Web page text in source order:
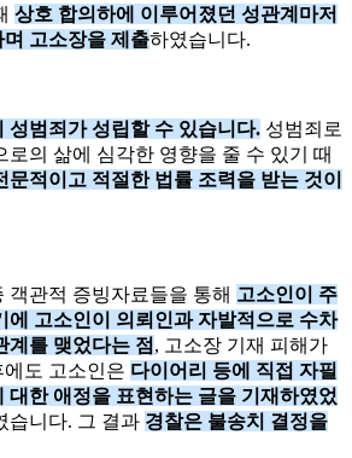
상호 합의하에 이루어졌던 성관계마저
고소장을 제출하였습니다.
성범죄가 성립할 수 있습니다. 성범죄로
로의 삶에 심각한 영향을 줄 수 있기 때
문적이고 적절한 법률 조력을 받는 것이
객관적 증빙자료들을 통해 고소인이 주
에 고소인이 의뢰인과 자발적으로 수차
계를 맺었다는 점 , 고소장 기재 피해가
도 고소인은 다이어리 등에 직접 자필
대한 애정을 표현하는 글을 기재하였었
습니다. 그 결과 경찰은 불송치 결정을